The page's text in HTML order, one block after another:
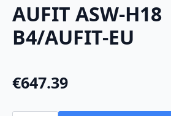
AUFIT ASW-H18
B4/AUFIT-EU
€647.39